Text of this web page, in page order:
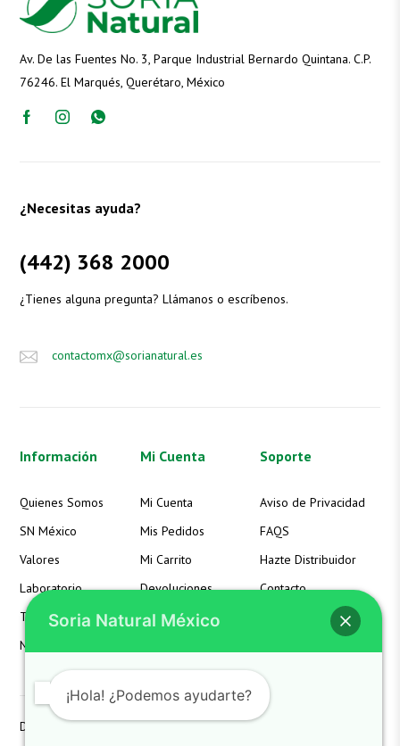
Av. De las Fuentes No. 3, Parque Industrial Bernardo Quintana. C.P.
76246. El Marqués, Querétaro, México
¿Necesitas ayuda?
(442) 368 2000
¿Tienes alguna pregunta? Llámanos o escríbenos.
contactomx@sorianatural.es
Información
Quienes Somos
SN México
Valores
Laboratorio
Términos
Noticias
Mi Cuenta
Mi Cuenta
Mis Pedidos
Mi Carrito
Devoluciones
Detalles de la Cuenta
Soporte
Aviso de Privacidad
FAQS
Hazte Distribuidor
Contacto
Derechos reservados SoriaNatural SN. All Rights Reserved
Soria Natural México
¡Hola! ¿Podemos ayudarte?